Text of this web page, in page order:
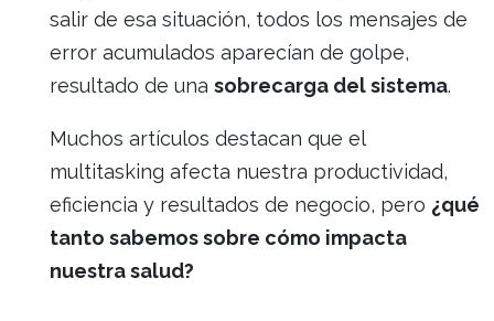
salir de esa situación, todos los mensajes de
error acumulados aparecían de golpe,
resultado de una sobrecarga del sistema.
Muchos artículos destacan que el
multitasking afecta nuestra productividad,
eficiencia y resultados de negocio, pero ¿qué
tanto sabemos sobre cómo impacta
nuestra salud?